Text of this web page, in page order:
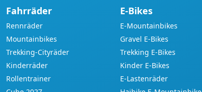
Fahrräder
Rennräder
Mountainbikes
Trekking-Cityräder
Kinderräder
Rollentrainer
E-Bikes
E-Mountainbikes
Gravel E-Bikes
Trekking E-Bikes
Kinder E-Bikes
E-Lastenräder